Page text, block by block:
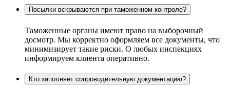
Посылки вскрываются при таможенном контроле?
Таможенные органы имеют право на выборочный
досмотр. Мы корректно оформляем все документы, что
минимизирует такие риски. О любых инспекциях
информируем клиента оперативно.
Кто заполняет сопроводительную документацию?